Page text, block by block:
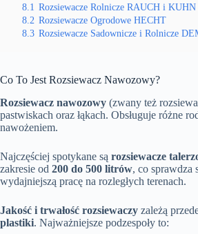
8.1 Rozsiewacze Rolnicze RAUCH i
8.2 Rozsiewacze Ogrodowe HECHT
8.3 Rozsiewacze Sadownicze i Rolnicze
Co To Jest Rozsiewacz Nawozowy?
Rozsiewacz nawozowy (zwany też
pastwiskach oraz łąkach. Obsługuje różne
nawożeniem.
Najczęściej spotykane są rozsiewacze
zakresie od 200 do 500 litrów, co sprawdza
wydajniejszą pracę na rozległych terenach.
Jakość i trwałość rozsiewaczy zależą
plastiki. Najważniejsze podzespoły to: